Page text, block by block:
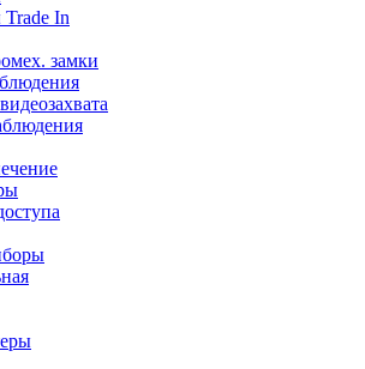
In
замки